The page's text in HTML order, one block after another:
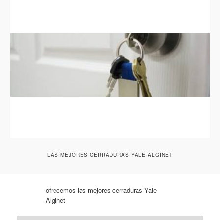
LAS MEJORES CERRADURAS YALE ALGINET
ofrecemos las mejores cerraduras Yale
Alginet